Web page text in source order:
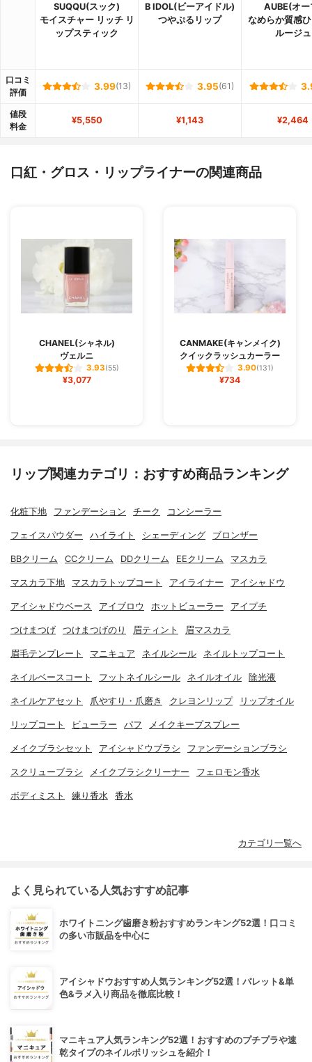
SUQQU(スック)
モイスチャー リッチ リ
ップスティック
B IDOL(ビーアイドル)
つやぷるリップ
AUBE(オー
なめらか質感
ルージュ
口コミ
評価
3.99(13) 3.95(61)
値段
料金
¥5,550 ¥1,143 ¥2,464
口紅・グロス・リップライナーの関連商品
CHANEL(シャネル)
ヴェルニ
3.93(55)
¥3,077
CANMAKE(キャンメイク)
クイックラッシュカーラー
3.90(131)
¥734
リップ関連カテゴリ：おすすめ商品ランキング
化粧下地 ファンデーション チーク コンシーラー
フェイスパウダー ハイライト シェーディング ブロンザー
BBクリーム CCクリーム DDクリーム EEクリーム マスカラ
マスカラ下地 マスカラトップコート アイライナー アイシャドウ
アイシャドウベース アイブロウ ホットビューラー アイプチ
つけまつげ つけまつげのり 眉ティント 眉マスカラ
眉毛テンプレート マニキュア ネイルシール ネイルトップコート
ネイルベースコート フットネイルシール ネイルオイル 除光液
ネイルケアセット 爪やすり・爪磨き クレヨンリップ リップオイル
リップコート ビューラー パフ メイクキープスプレー
メイクブラシセット アイシャドウブラシ ファンデーションブラシ
スクリューブラシ メイクブラシクリーナー フェロモン香水
ボディミスト 練り香水 香水
カテゴリ一覧へ
よく見られている人気おすすめ記事
ホワイトニング歯磨き粉おすすめランキング52選！口コミ
の多い市販品を中心に
アイシャドウおすすめ人気ランキング52選！パレット&単
色&ラメ入り商品を徹底比較！
マニキュア人気ランキング52選！おすすめのプチプラや速
乾タイプのネイルポリッシュを紹介！